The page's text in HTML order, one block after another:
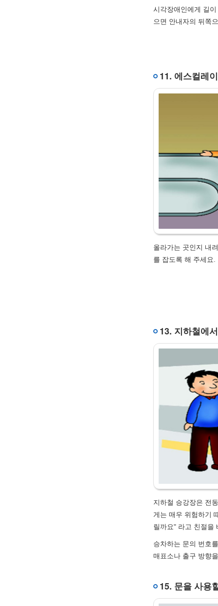
시각장애인에게 길
으면 안내자의 뒤쪽
11. 에스컬레
올라가는 곳인지 내
를 잡도록 해 주세요.
13. 지하철에
지하철 승강장은 전
게는 매우 위험하기
릴까요" 라고 친절을
승차하는 문의 번호
매표소나 출구 방향
15. 문을 사용